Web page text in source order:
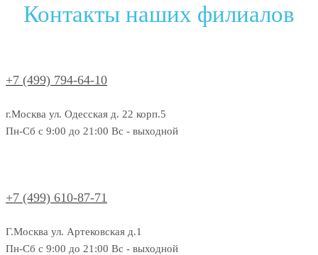
Контакты наших филиалов
+7 (499) 794-64-10
г.Москва ул. Одесская д. 22 корп.5
Пн-Сб с 9:00 до 21:00 Вс - выходной
+7 (499) 610-87-71
Г.Москва ул. Артековская д.1
Пн-Сб с 9:00 до 21:00 Вс - выходной